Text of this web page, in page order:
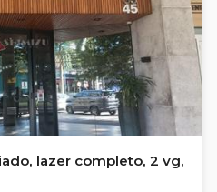
lazer completo, 2 vg,